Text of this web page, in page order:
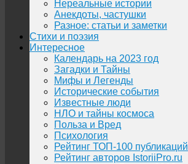
Нереальные истории
Анекдоты, частушки
Разное: статьи и заметки
Стихи и поэзия
Интересное
Календарь на 2023 год
Загадки и Тайны
Мифы и Легенды
Исторические события
Известные люди
НЛО и тайны космоса
Польза и Вред
Психология
Рейтинг ТОП-100 публикаций
Рейтинг авторов IstoriiPro.ru